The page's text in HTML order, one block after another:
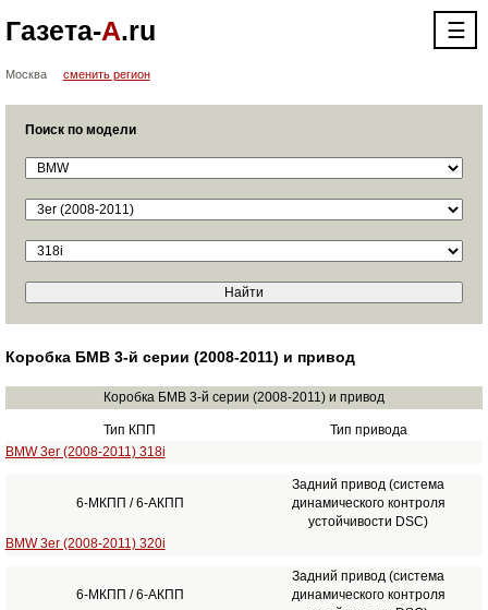
Газета-А.ru ☰
Москва сменить регион
Поиск по модели
Коробка БМВ 3-й серии (2008-2011) и привод
Коробка БМВ 3-й серии (2008-2011) и привод
Тип КПП
Тип привода
BMW 3er (2008-2011) 318i
6-МКПП / 6-АКПП
Задний привод (система
динамического контроля
устойчивости DSC)
BMW 3er (2008-2011) 320i
6-МКПП / 6-АКПП
Задний привод (система
динамического контроля